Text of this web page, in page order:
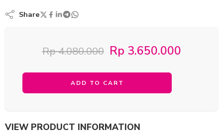
Share
Rp4.080.000 Rp 3.650.000
ADD TO CART
VIEW PRODUCT INFORMATION